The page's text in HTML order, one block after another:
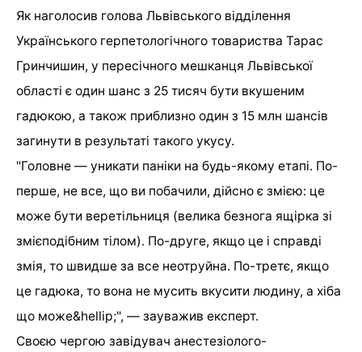
Як наголосив голова Львівського відділення
Українського герпетологічного товариства Тарас
Гринчишин, у пересічного мешканця Львівської
області є один шанс з 25 тисяч бути вкушеним
гадюкою, а також приблизно один з 15 млн шансів
загинути в результаті такого укусу.
"Головне — уникати паніки на будь-якому етапі. По-
перше, не все, що ви побачили, дійсно є змією: це
може бути веретільниця (велика безнога ящірка зі
змієподібним тілом). По-друге, якщо це і справді
змія, то швидше за все неотруйна. По-третє, якщо
це гадюка, то вона не мусить вкусити людину, а хіба
що може&hellip;", — зауважив експерт.
Своєю чергою завідувач анестезіолого-